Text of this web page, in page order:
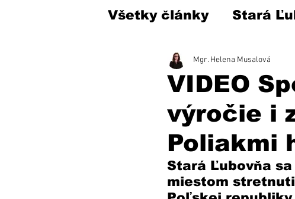
Všetky články Stará
VIDEO
výročie i
Poliakmi
Mgr. Helena Musalová
Stará Ľubovňa
miestom